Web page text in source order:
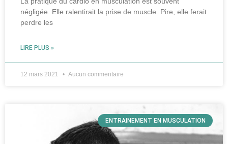
négligée. Elle ralentirait la prise de muscle. Pire, elle ferait
perdre les
LIRE PLUS »
12 mars 2021 Aucun commentaire
ENTRAINEMENT EN MUSCULATION